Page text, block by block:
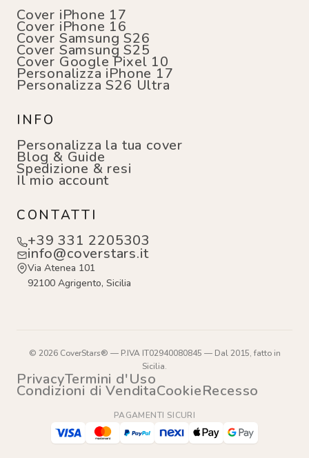
Cover iPhone 17
Cover iPhone 16
Cover Samsung S26
Cover Samsung S25
Cover Google Pixel 10
Personalizza iPhone 17
Personalizza S26 Ultra
INFO
Personalizza la tua cover
Blog & Guide
Spedizione & resi
Il mio account
CONTATTI
+39 331 2205303
info@coverstars.it
Via Atenea 101
92100 Agrigento, Sicilia
© 2026 CoverStars® — P.IVA IT02940080845 — Dal 2015, fatto in
Sicilia.
PrivacyTermini d'Uso
Condizioni di VenditaCookieRecesso
PAGAMENTI SICURI